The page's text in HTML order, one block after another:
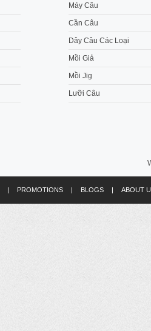
Máy Câu
Cần Câu
Dây Câu Các Loại
Mồi Giả
Mồi Jig
Lưỡi Câu
| PROMOTIONS | BLOGS | ABOUT